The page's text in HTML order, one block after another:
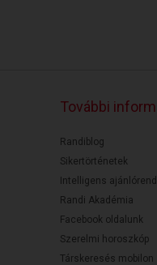
További
Randiblog
Sikertörténetek
Intelligens
Randi Akadémia
Facebook oldalunk
Szerelmi horoszkóp
Társkeresés mobilon